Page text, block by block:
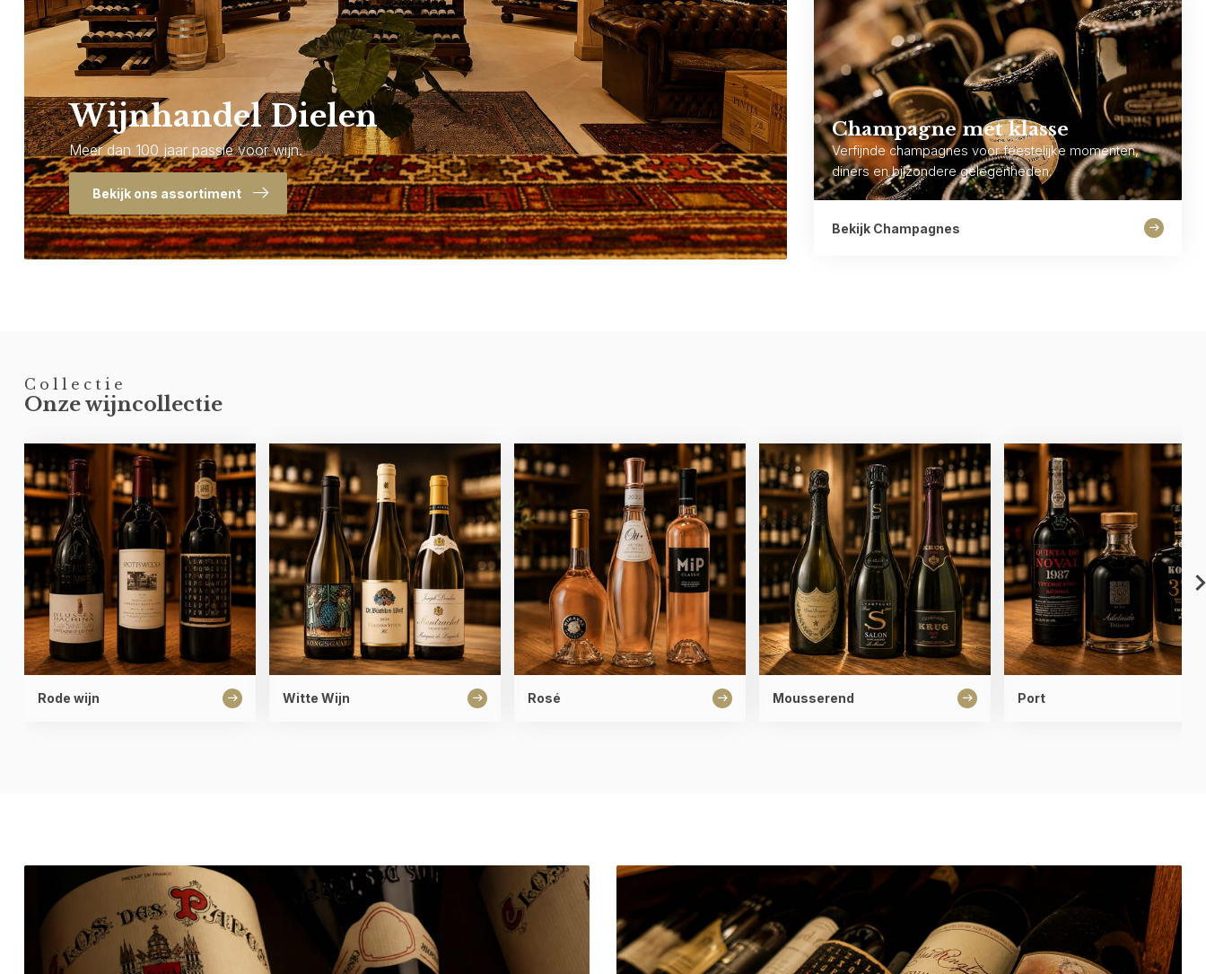
Wijnhandel Dielen
Meer dan 100 jaar passie voor wijn.
Bekijk ons assortiment
Champagne met klasse
Verfijnde champagnes voor feestelijke momenten,
diners en bijzondere gelegenheden.
Bekijk Champagnes
Collectie
Onze wijncollectie
Rode wijn Witte Wijn Rosé Mousserend Port